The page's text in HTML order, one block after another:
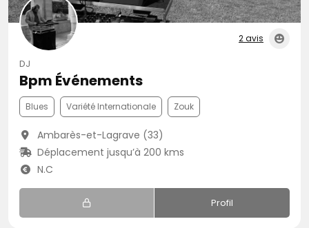
2 avis
DJ
Bpm Événements
Blues Variété Internationale Zouk
Ambarès-et-Lagrave (33)
Déplacement jusqu’à 200 kms
N.C
Profil